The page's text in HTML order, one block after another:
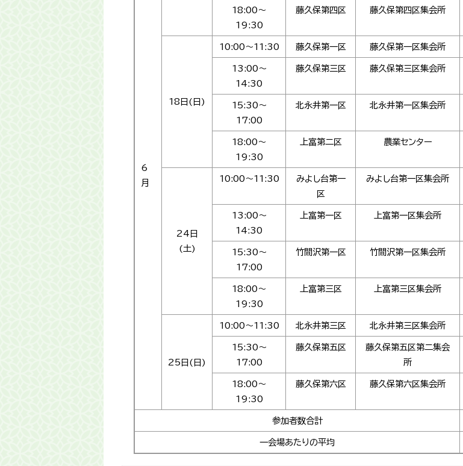
6
月
18:00～
19:30
藤久保第四区 藤久保第四区集会所
18日(日)
10:00～11:30 藤久保第一区 藤久保第一区集会所
13:00～
14:30
藤久保第三区 藤久保第三区集会所
15:30～
17:00
北永井第一区 北永井第一区集会所
18:00～
19:30
上富第二区 農業センター
24日
(土)
10:00～11:30
みよし台第一
区
みよし台第一区集会所
13:00～
14:30
上富第一区 上富第一区集会所
15:30～
17:00
竹間沢第一区 竹間沢第一区集会所
18:00～
19:30
上富第三区 上富第三区集会所
25日(日)
10:00～11:30 北永井第三区 北永井第三区集会所
15:30～
17:00
藤久保第五区
藤久保第五区第二集会
所
18:00～
19:30
藤久保第六区 藤久保第六区集会所
参加者数合計
一会場あたりの平均